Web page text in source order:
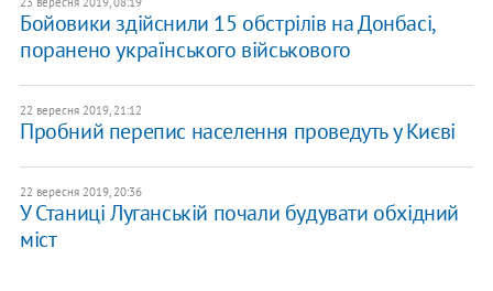
Бойовики здійснили 15 обстрілів на Донбасі,
поранено українського військового
22 вересня 2019, 21:12
Пробний перепис населення проведуть у Києві
22 вересня 2019, 20:36
У Станиці Луганській почали будувати обхідний
міст